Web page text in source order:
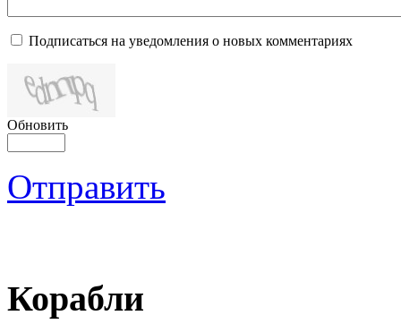
Подписаться на уведомления о новых комментариях
Обновить
Отправить
Корабли